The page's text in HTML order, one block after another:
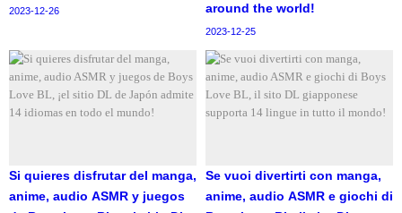
2023-12-26
​​around the world!
2023-12-25
Si quieres disfrutar del manga,
anime, audio ASMR y juegos
Se vuoi divertirti con manga,
anime, audio ASMR e giochi di